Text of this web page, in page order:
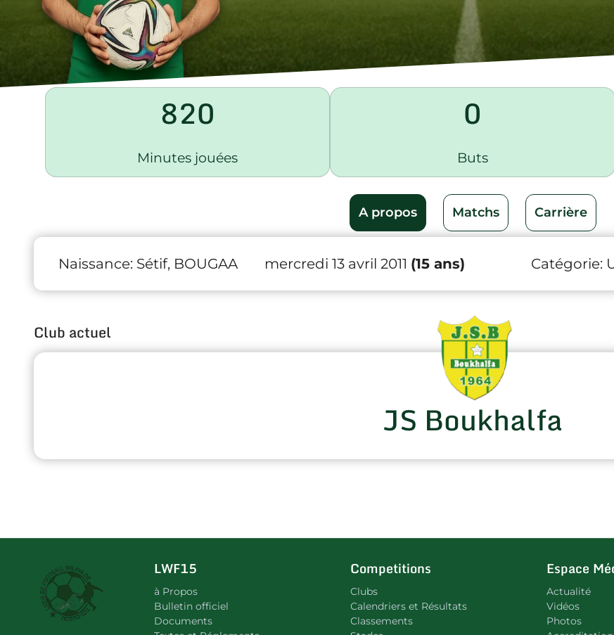
820
Minutes jouées
0
Buts
A propos Matchs Carrière
Naissance: Sétif, BOUGAA mercredi 13 avril 2011 (15 ans) Catégorie:
Club actuel
JS Boukhalfa
LWF15
à Propos
Bulletin officiel
Documents
Competitions
Clubs
Calendriers et Résultats
Classements
Espace
Actualité
Vidéos
Photos